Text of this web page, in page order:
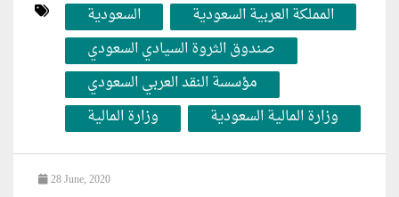
السعودية
المملكة العربية السعودية
صندوق الثروة السيادي السعودي
مؤسسة النقد العربي السعودي
وزارة المالية
وزارة المالية السعودية
28 June, 2020